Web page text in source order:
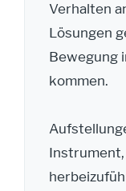
Verhalten
Lösungen
Bewegung
kommen.